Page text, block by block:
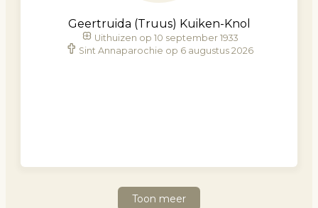
Geertruida (Truus) Kuiken-Knol
Uithuizen op 10 september 1933
Sint Annaparochie op 6 augustus 2026
Toon meer